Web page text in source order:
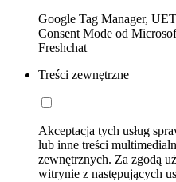
Google Tag Manager,
Consent Mode od
Freshchat
Treści zewnętrzne
Akceptacja tych usług
lub inne treści
zewnętrznych. Za zgodą
witrynie z następujących